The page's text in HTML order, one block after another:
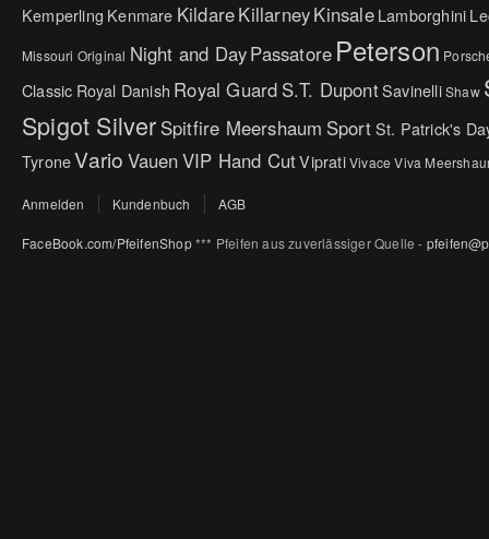
Kemperling Kenmare KildareKillarneyKinsaleLamborghini
Missouri Original Night and DayPassatore Peterson
Classic Royal Danish Royal Guard S.T. DupontSavinelliShaw
Spigot Silver Spitfire Meershaum SportSt. Patrick's
TyroneVario VauenVIP Hand CutVipratiVivace Viva
Anmelden Kundenbuch AGB
FaceBook.com/PfeifenShop*** Pfeifen aus zuverlässiger Quelle -